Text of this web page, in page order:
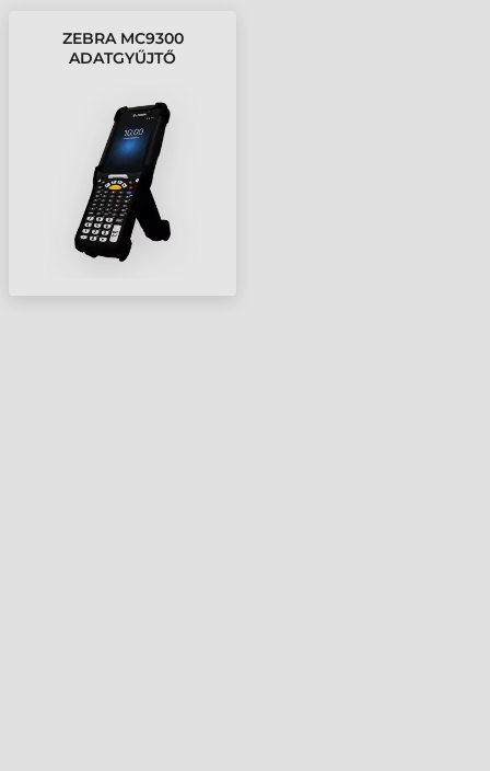
ZEBRA MC9300
ADATGYŰJTŐ